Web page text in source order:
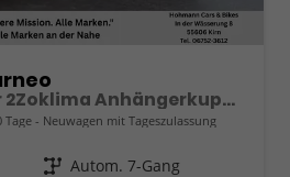
Active 2,0 7 Sitzer 2Zoklima Anhängerkupplung Panoramadach AGR Sitze Sitzheizung Einparkhilfe Kamera 17 Zoll Leichtmetall ACC
Tage Neuwagen mit Tageszulassung
Getriebe Autom. 7-Gang